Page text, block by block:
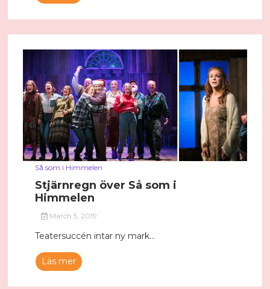
Så som i Himmelen
Stjärnregn över Så som i
Himmelen
March 5, 2019
Teatersuccén intar ny mark...
Läs mer